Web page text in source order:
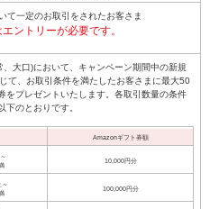
て一定のお取引をされたお客さま
ントリーが必要です。
、大口)において、キャンペーン期間中の新規
て、お取引条件を満たしたお客さまに最大50
をプレゼントいたします。各取引数量の条件
下のとおりです。
Amazonギフト券額
10,000円分
～
100,000円分